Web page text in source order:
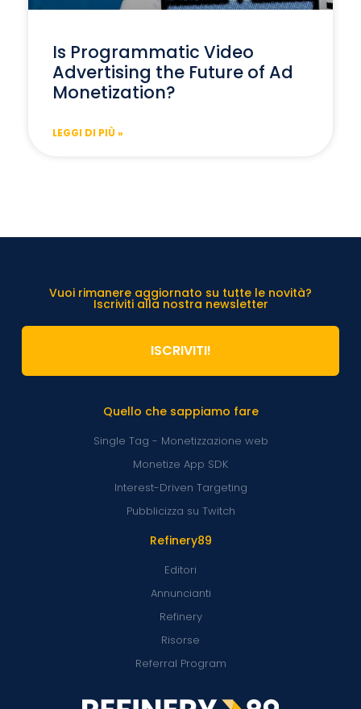
Is Programmatic Video
Advertising the Future of Ad
Monetization?
LEGGI DI PIÙ »
Refinery89
Editori
Annuncianti
Refinery
Risorse
Referral Program
Quello che sappiamo fare
Single Tag - Monetizzazione web
Monetize App SDK
Interest-Driven Targeting
Pubblicizza su Twitch
Vuoi rimanere aggiornato su tutte le novità?
Iscriviti alla nostra newsletter
ISCRIVITI!